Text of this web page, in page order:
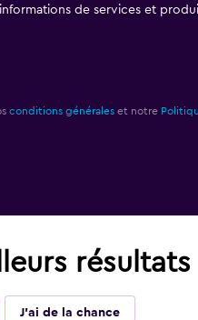
de services et
conditions généraleset notre
J'ai de la chance